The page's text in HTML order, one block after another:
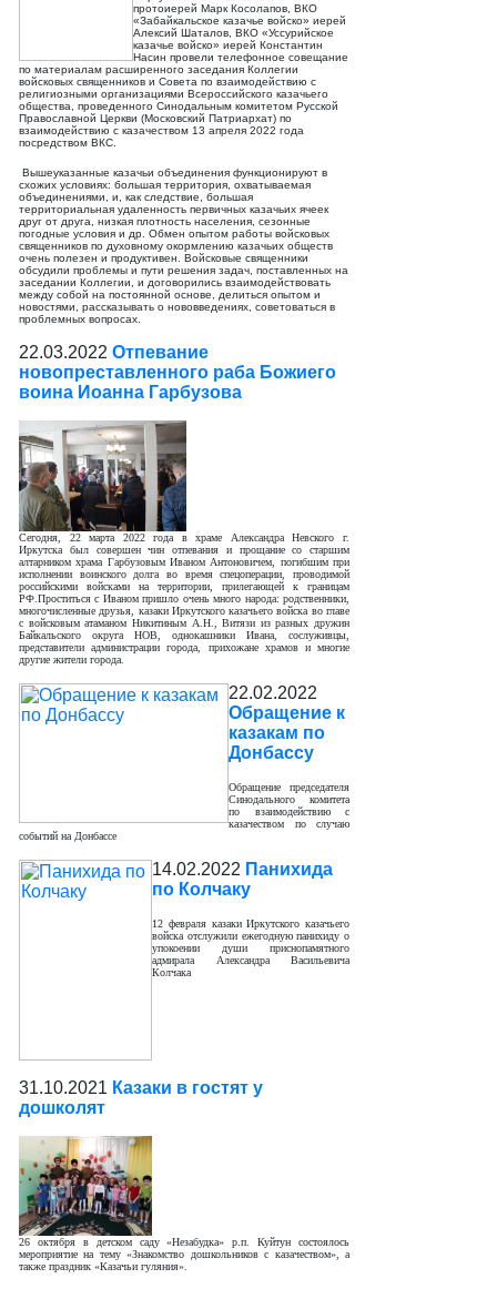
протоиерей Марк Косолапов, ВКО
«Забайкальское казачье войско» иерей
Алексий Шаталов, ВКО «Уссурийское
казачье войско» иерей Константин
Насин провели телефонное совещание
по материалам расширенного заседания Коллегии
войсковых священников и Совета по взаимодействию с
религиозными организациями Всероссийского казачьего
общества, проведенного Синодальным комитетом Русской
Православной Церкви (Московский Патриархат) по
взаимодействию с казачеством 13 апреля 2022 года
посредством ВКС.
Вышеуказанные казачьи объединения функционируют в
схожих условиях: большая территория, охватываемая
объединениями, и, как следствие, большая
территориальная удаленность первичных казачьих ячеек
друг от друга, низкая плотность населения, сезонные
погодные условия и др. Обмен опытом работы войсковых
священников по духовному окормлению казачьих обществ
очень полезен и продуктивен. Войсковые священники
обсудили проблемы и пути решения задач, поставленных на
заседании Коллегии, и договорились взаимодействовать
между собой на постоянной основе, делиться опытом и
новостями, рассказывать о нововведениях, советоваться в
проблемных вопросах.
22.03.2022 Отпевание
новопреставленного раба Божиего
воина Иоанна Гарбузова
Сегодня, 22 марта 2022 года в храме Александра Невского г.
Иркутска был совершен чин отпевания и прощание со старшим
алтарником храма Гарбузовым Иваном Антоновичем, погибшим при
исполнении воинского долга во время спецоперации, проводимой
российскими войсками на территории, прилегающей к границам
РФ.Проститься с Иваном пришло очень много народа: родственники,
многочисленные друзья, казаки Иркутского казачьего войска во главе
с войсковым атаманом Никитиным А.Н., Витязи из разных дружин
Байкальского округа НОВ, однокашники Ивана, сослуживцы,
представители администрации города, прихожане храмов и многие
другие жители города.
22.02.2022
Обращение к
казакам по
Донбассу
Обращение председателя
Синодального комитета
по взаимодействию с
казачеством по случаю
событий на Донбассе
14.02.2022 Панихида
по Колчаку
12 февраля казаки Иркутского казачьего
войска отслужили ежегодную панихиду о
упокоении души приснопамятного
адмирала Александра Васильевича
Колчака
31.10.2021 Казаки в гостят у
дошколят
26 октября в детском саду «Незабудка» р.п. Куйтун состоялось
мероприятие на тему «Знакомство дошкольников с казачеством», а
также праздник «Казачьи гуляния».